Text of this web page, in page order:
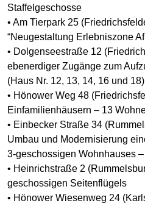
Staffelgeschosse
• Am Tierpark 25
“Neugestaltung Erlebniszone
• Dolgenseestraße 12
ebenerdiger Zugänge zum
(Haus Nr. 12, 13, 14, 16 und 18)
• Hönower Weg 48
Einfamilienhäusern – 13
• Einbecker Straße 34
Umbau und Modernisierung
3-geschossigen Wohnhauses
• Heinrichstraße 2
geschossigen Seitenflügels
• Hönower Wiesenweg 24